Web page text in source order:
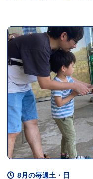
8月の毎週土・日